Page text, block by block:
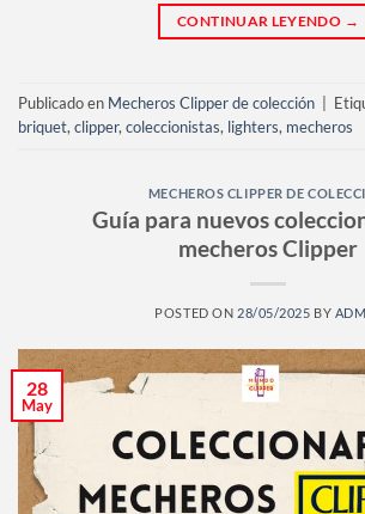
CONTINUAR LEYENDO →
Publicado en Mecheros Clipper de colección
briquet, clipper, coleccionistas, lighters, mecheros
MECHEROS CLIPPER DE
Guía para nuevos
mecheros Clipper
POSTED ON 28/05/2025 BY
28
May